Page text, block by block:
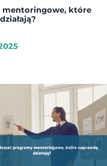
mentoringowe, które